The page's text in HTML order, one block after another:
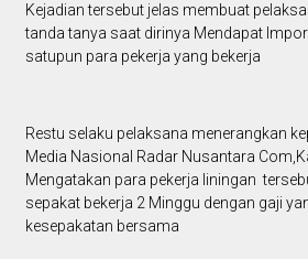
Kejadian tersebut jelas membuat
tanda tanya saat dirinya Mendapat
satupun para pekerja yang bekerja
Restu selaku pelaksana menerangkan
Media Nasional Radar Nusantara
Mengatakan para pekerja liningan
sepakat bekerja 2 Minggu dengan gaji
kesepakatan bersama